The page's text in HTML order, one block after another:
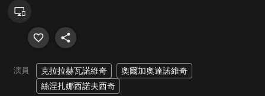
演員 克拉拉赫瓦諾維奇
奧爾加奧達諾維奇
絲涅扎娜西諾夫西奇